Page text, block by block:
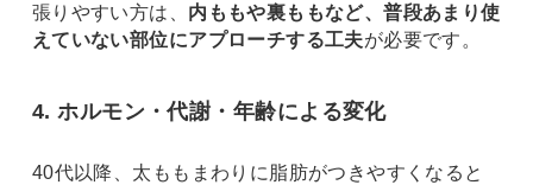
張りやすい方は、 内ももや裏ももなど、普段あまり使
えていない部位にアプローチする工夫が必要です。
4. ホルモン・代謝・年齢による変化
40代以降、太ももまわりに脂肪がつきやすくなると